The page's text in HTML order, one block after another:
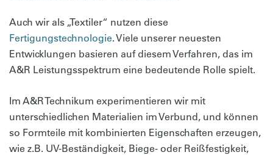
Auch wir als „Textiler“ nutzen diese
Fertigungstechnologie. Viele unserer neuesten
Entwicklungen basieren auf diesem Verfahren, das im
A&R Leistungsspektrum eine bedeutende Rolle spielt.
Im A&R Technikum experimentieren wir mit
unterschiedlichen Materialien im Verbund, und können
so Formteile mit kombinierten Eigenschaften erzeugen,
wie z.B. UV-Beständigkeit, Biege- oder Reißfestigkeit,